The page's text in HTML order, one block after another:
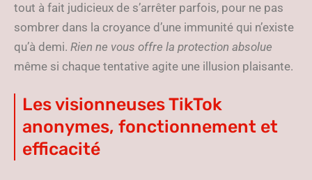
tout à fait judicieux de s’arrêter parfois, pour ne pas
sombrer dans la croyance d’une immunité qui n’existe
qu’à demi. Rien ne vous offre la protection absolue
même si chaque tentative agite une illusion plaisante.
Les visionneuses TikTok
anonymes, fonctionnement et
efficacité